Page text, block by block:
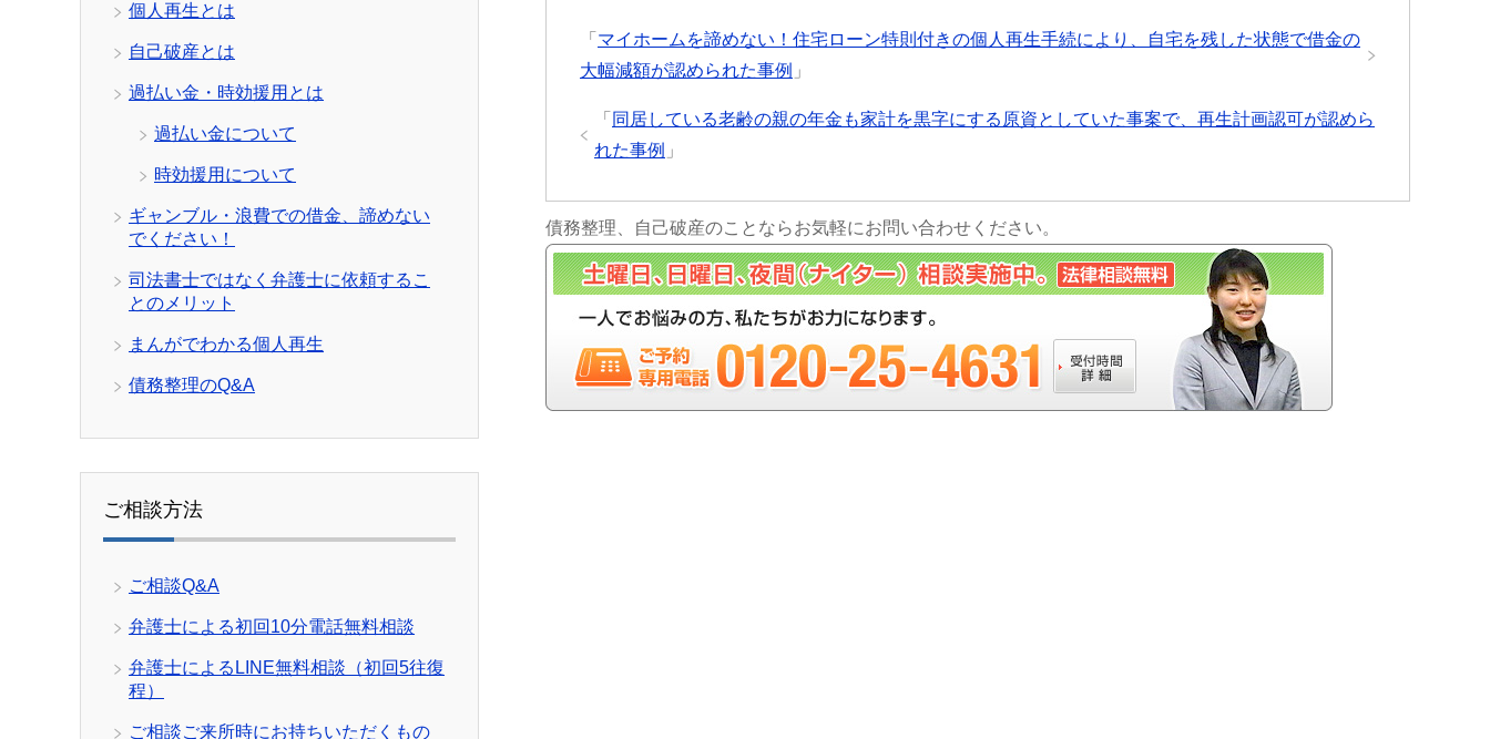
「 マイホームを諦めない！住宅ローン特則付きの個人再生手続により、自宅を残した状態で借金の
大幅減額が認められた事例 」
「 同居している老齢の親の年金も家計を黒字にする原資としていた事案で、再生計画認可が認めら
れた事例 」
債務整理、自己破産のことならお気軽にお問い合わせください。
個人再生とは
自己破産とは
過払い金・時効援用とは
過払い金について
時効援用について
ギャンブル・浪費での借金、諦めない
でください！
司法書士ではなく弁護士に依頼するこ
とのメリット
まんがでわかる個人再生
債務整理のQ&A
ご相談方法
ご相談Q&A
弁護士による初回10分電話無料相談
弁護士によるLINE無料相談（初回5往復
程）
ご相談ご来所時にお持ちいただくもの